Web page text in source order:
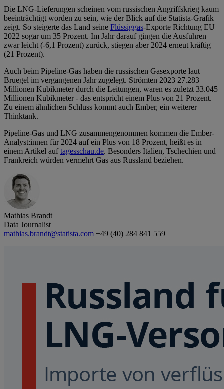
Die LNG-Lieferungen scheinen vom russischen Angriffskrieg kaum
beeinträchtigt worden zu sein, wie der Blick auf die Statista-Grafik
zeigt. So steigerte das Land seine Flüssiggas-Exporte Richtung EU
2022 sogar um 35 Prozent. Im Jahr darauf gingen die Ausfuhren
zwar leicht (-6,1 Prozent) zurück, stiegen aber 2024 erneut kräftig
(21 Prozent).
Auch beim Pipeline-Gas haben die russischen Gasexporte laut
Bruegel im vergangenen Jahr zugelegt. Strömten 2023 27.283
Millionen Kubikmeter durch die Leitungen, waren es zuletzt 33.045
Millionen Kubikmeter - das entspricht einem Plus von 21 Prozent.
Zu einem ähnlichen Schluss kommt auch Ember, ein weiterer
Thinktank.
Pipeline-Gas und LNG zusammengenommen kommen die Ember-
Analyst:innen für 2024 auf ein Plus von 18 Prozent, heißt es in
einem Artikel auftagesschau.de. Besonders Italien, Tschechien und
Frankreich würden vermehrt Gas aus Russland beziehen.
Mathias Brandt
Data Journalist
mathias.brandt@statista.com +49 (40) 284 841 559